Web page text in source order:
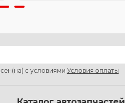
с условиями Условия оплаты